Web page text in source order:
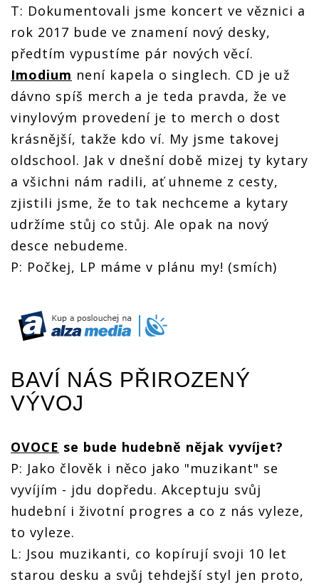
T: Dokumentovali jsme koncert ve věznici a
rok 2017 bude ve znamení nový desky,
předtím vypustíme pár nových věcí.
Imodium není kapela o singlech. CD je už
dávno spíš merch a je teda pravda, že ve
vinylovým provedení je to merch o dost
krásnější, takže kdo ví. My jsme takovej
oldschool. Jak v dnešní době mizej ty kytary
a všichni nám radili, ať uhneme z cesty,
zjistili jsme, že to tak nechceme a kytary
udržíme stůj co stůj. Ale opak na nový
desce nebudeme.
P: Počkej, LP máme v plánu my! (smích)
BAVÍ NÁS PŘIROZENÝ
VÝVOJ
OVOCE se bude hudebně nějak vyvíjet?
P: Jako člověk i něco jako "muzikant" se
vyvíjím - jdu dopředu. Akceptuju svůj
hudební i životní progres a co z nás vyleze,
to vyleze.
L: Jsou muzikanti, co kopírují svoji 10 let
starou desku a svůj tehdejší styl jen proto,